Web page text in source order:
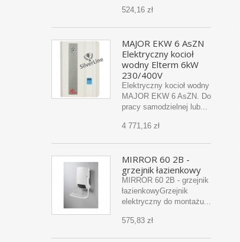
524,16 zł
MAJOR EKW 6 AsZN
Elektryczny kocioł
wodny Elterm 6kW
230/400V
Elektryczny kocioł wodny
MAJOR EKW 6 AsZN. Do
pracy samodzielnej lub...
4 771,16 zł
MIRROR 60 2B -
grzejnik łazienkowy
MIRROR 60 2B - grzejnik
łazienkowyGrzejnik
elektryczny do montażu...
575,83 zł